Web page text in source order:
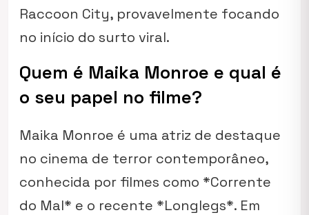
Raccoon City, provavelmente focando
no início do surto viral.
Quem é Maika Monroe e qual é
o seu papel no filme?
Maika Monroe é uma atriz de destaque
no cinema de terror contemporâneo,
conhecida por filmes como *Corrente
do Mal* e o recente *Longlegs*. Em